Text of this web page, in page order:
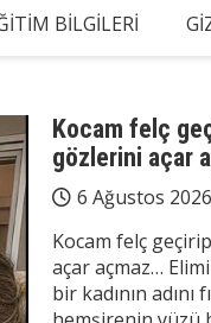
BILGILERI
Kocam felç
gözlerini açar
6 Ağustos 2026
Kocam felç
açar açmaz…
bir kadının adını